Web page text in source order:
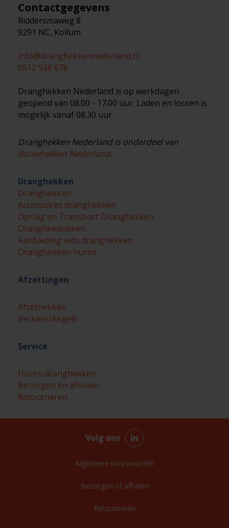
Contactgegevens
Riddersmaweg 8
9291 NC, Kollum
info@dranghekkennederland.nl
0512 538 676
Dranghekken Nederland is op werkdagen
geopend van 08.00 - 17.00 uur. Laden en lossen is
mogelijk vanaf 08.30 uur.
Dranghekken Nederland is onderdeel van
Bouwhekken Nederland.
Dranghekken
Dranghekken
Accessoires dranghekken
Opslag en Transport Dranghekken
Dranghekdoeken
Aanbieding sets dranghekken
Dranghekken huren
Afzettingen
Afzethekken
Verkeerskegels
Service
Huren dranghekken
Bezorgen en afhalen
Retourneren
Volg ons
Algemene voorwaarden
Bezorgen of afhalen
Retourneren